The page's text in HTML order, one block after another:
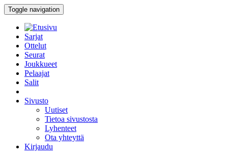
Toggle navigation
Sarjat
Ottelut
Seurat
Joukkueet
Pelaajat
Salit
Sivusto
Uutiset
Tietoa sivustosta
Lyhenteet
Ota yhteyttä
Kirjaudu